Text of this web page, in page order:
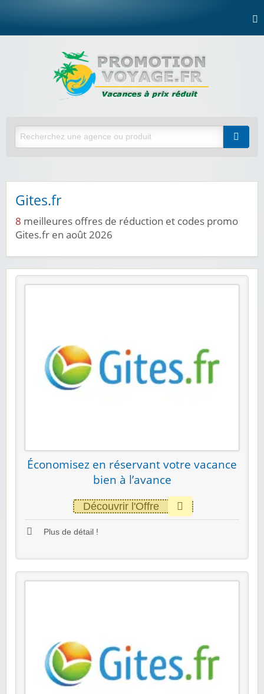
Gites.fr
8 meilleures offres de réduction et codes promo
Gites.fr en août 2026
Économisez en réservant votre vacance
bien à l’avance
Découvrir l'Offre
Plus de détail !